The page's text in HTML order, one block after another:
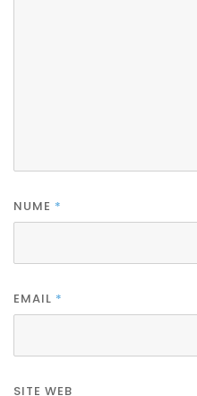
NUME *
EMAIL *
SITE WEB